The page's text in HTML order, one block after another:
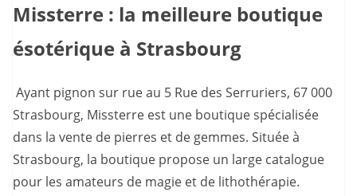
Missterre : la meilleure boutique
ésotérique à Strasbourg
Ayant pignon sur rue au 5 Rue des Serruriers, 67 000
Strasbourg, Missterre est une boutique spécialisée
dans la vente de pierres et de gemmes. Située à
Strasbourg, la boutique propose un large catalogue
pour les amateurs de magie et de lithothérapie.